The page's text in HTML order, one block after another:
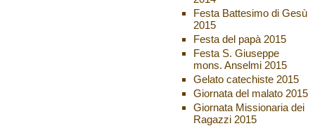
Festa Battesimo di Gesù
2015
Festa del papà 2015
Festa S. Giuseppe
mons. Anselmi 2015
Gelato catechiste 2015
Giornata del malato 2015
Giornata Missionaria dei
Ragazzi 2015